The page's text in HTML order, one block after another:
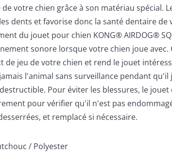
de votre chien grâce à son matériau spécial.
dents et favorise donc la santé dentaire de
du jouet pour chien KONG® AIRDOG®
sonore lorsque votre chien joue avec.
de jeu de votre chien et rend le jouet
l'animal sans surveillance pendant
Pour éviter les blessures, le
pour vérifier qu'il n'est pas
et remplacé si nécessaire.
/ Polyester